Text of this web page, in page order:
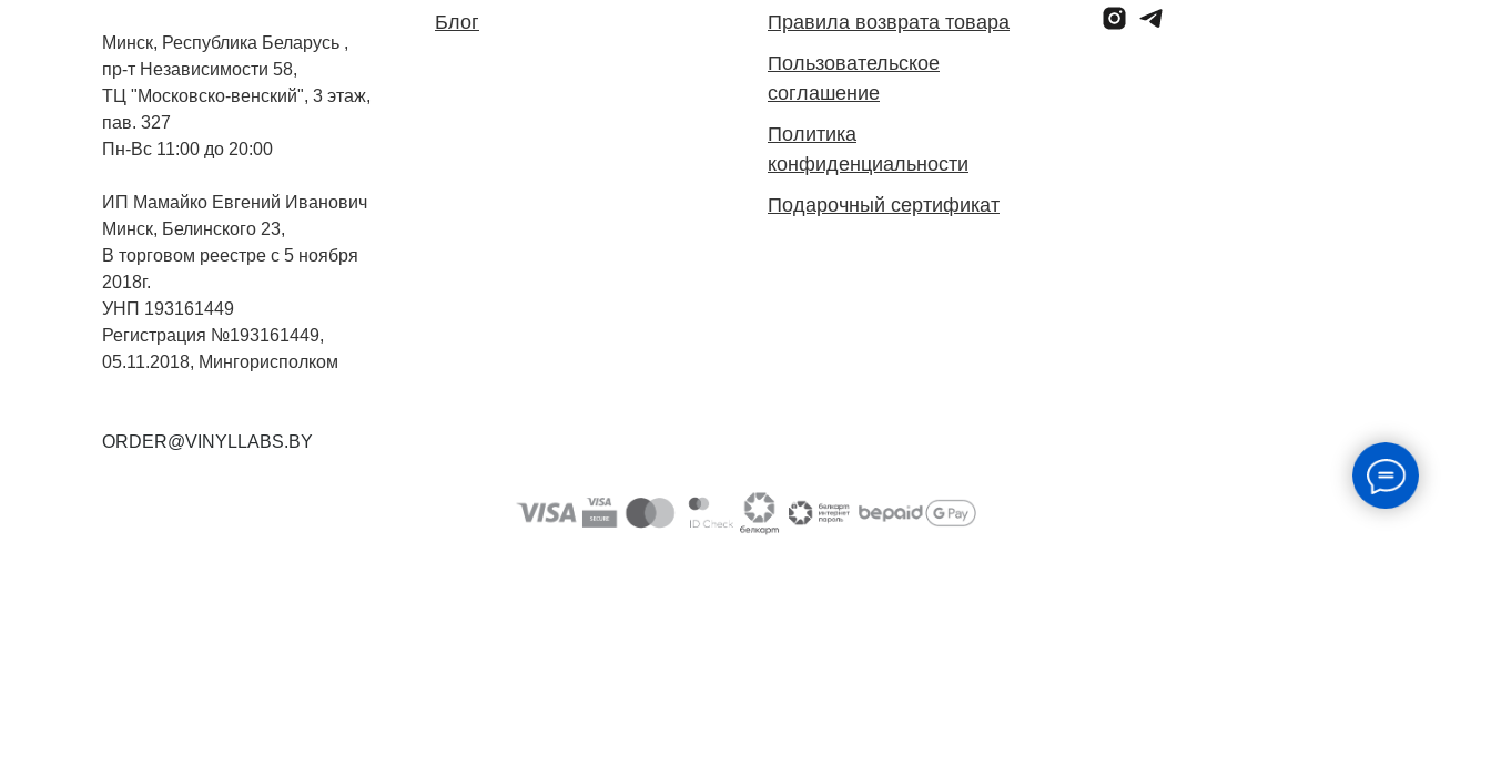
Минск, Республика Беларусь ,
пр-т Независимости 58,
ТЦ "Московско-венский", 3 этаж,
пав. 327
Пн-Вс 11:00 до 20:00
ИП Мамайко Евгений Иванович
Минск, Белинского 23,
В торговом реестре с 5 ноября
2018г.
УНП 193161449
Регистрация №193161449,
05.11.2018, Мингорисполком
ORDER@VINYLLABS.BY
Блог
Правила возврата товара
Пользовательское
соглашение
Политика
конфиденциальности
Подарочный сертификат